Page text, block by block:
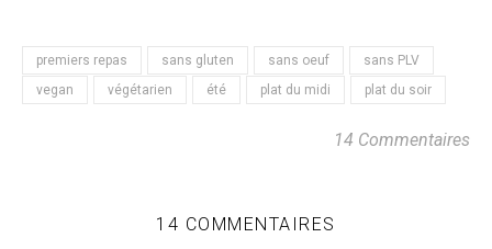
premiers repas sans gluten sans oeuf
sans PLV
vegan
végétarien été plat du midi plat du soir
14 Commentaires
14 COMMENTAIRES